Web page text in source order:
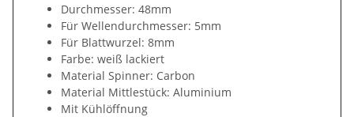
Durchmesser: 48mm
Für Wellendurchmesser: 5mm
Für Blattwurzel: 8mm
Farbe: weiß lackiert
Material Spinner: Carbon
Material Mittlestück: Aluminium
Mit Kühlöffnung